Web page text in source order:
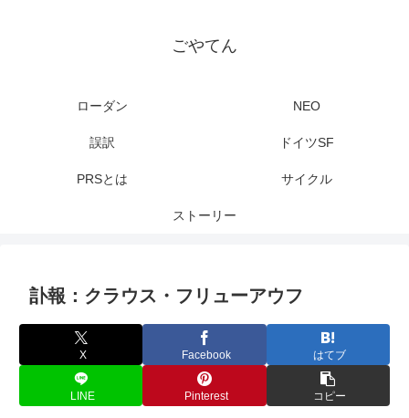
ごやてん
ローダン NEO
誤訳 ドイツSF
PRSとは サイクル
ストーリー
訃報：クラウス・フリューアウフ
X Facebook はてブ
LINE Pinterest コピー